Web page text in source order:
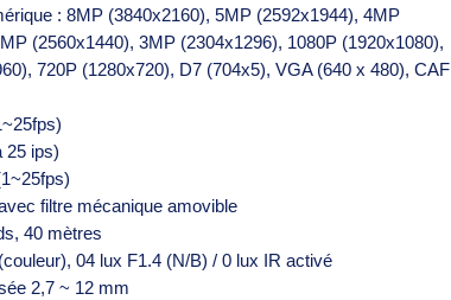
: 8MP (3840x2160), 5MP (2592x1944), 4MP
(2560x1440), 3MP (2304x1296), 1080P (1920x1080),
720P (1280x720), D7 (704x5), VGA (640 x 480), CAF
25 ips)
filtre mécanique amovible
40 mètres
04 lux F1.4 (N/B) / 0 lux IR activé
2,7 ~ 12 mm